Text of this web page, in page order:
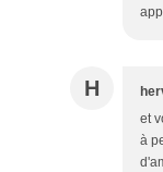
H
et
à